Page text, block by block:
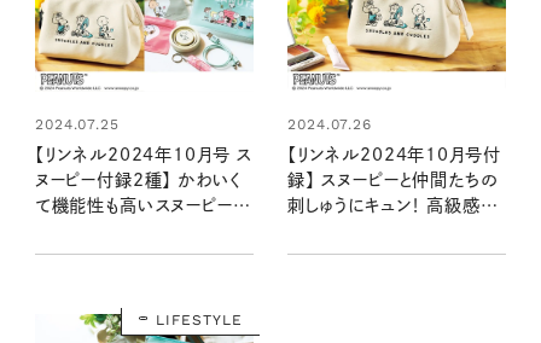
2024.07.25
【リンネル2024年10月号 ス
ヌーピー付録2種】 かわいく
て機能性も高いスヌーピーデ
持ち歩きたい2アイテムの魅
発売リンネル2024年10月
号・10月号増刊）
2024.07.26
【リンネル2024年10月号付
録】 スヌーピーと仲間たちの
刺しゅうにキュン！ 高級感溢
発売リンネル2024年10月
LIFESTYLE